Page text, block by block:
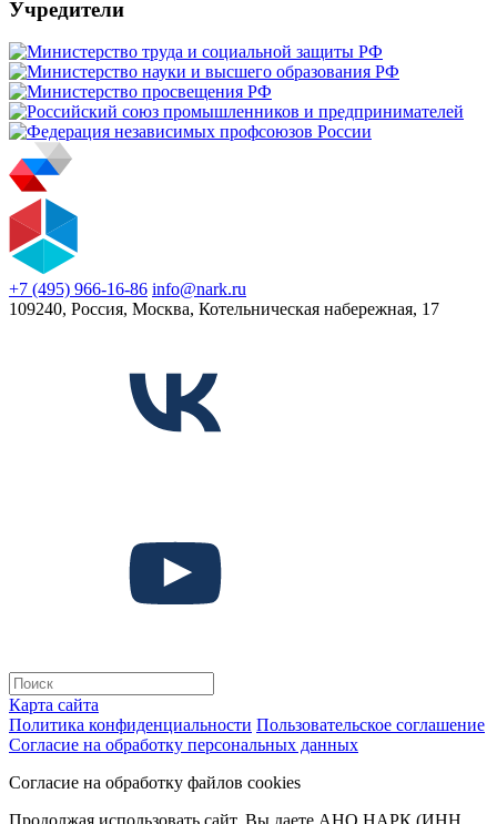
Учредители
+7 (495) 966-16-86 info@nark.ru
109240, Россия, Москва, Котельническая набережная, 17
Карта сайта
Политика конфиденциальности Пользовательское соглашение
Согласие на обработку персональных данных
Согласие на обработку файлов cookies